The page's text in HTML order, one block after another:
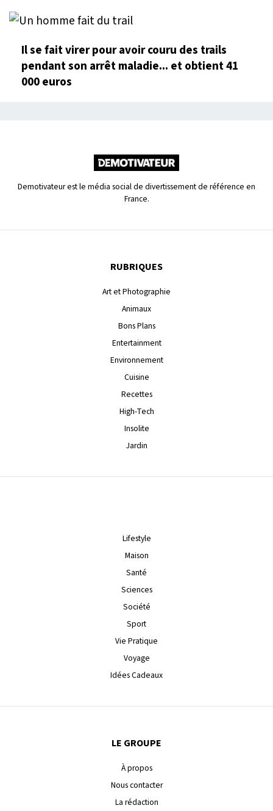
Il se fait virer pour avoir couru des trails
pendant son arrêt maladie... et obtient 41
000 euros
Demotivateur est le média social de divertissement de référence en
France.
RUBRIQUES
Art et Photographie
Animaux
Bons Plans
Entertainment
Environnement
Cuisine
Recettes
High-Tech
Insolite
Jardin
Lifestyle
Maison
Santé
Sciences
Société
Sport
Vie Pratique
Voyage
Idées Cadeaux
LE GROUPE
À propos
Nous contacter
La rédaction